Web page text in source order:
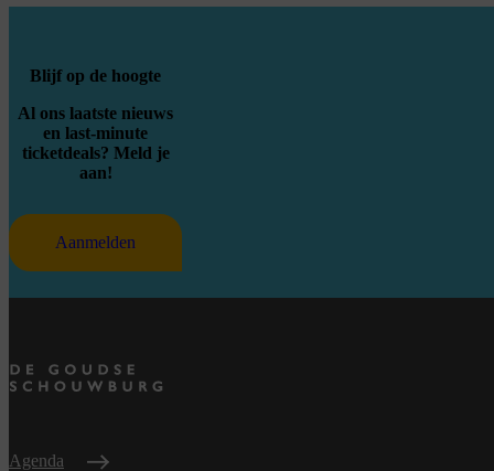
Blijf op de hoogte
Al ons laatste nieuws
en last-minute
ticketdeals? Meld je
aan!
Aanmelden
Agenda